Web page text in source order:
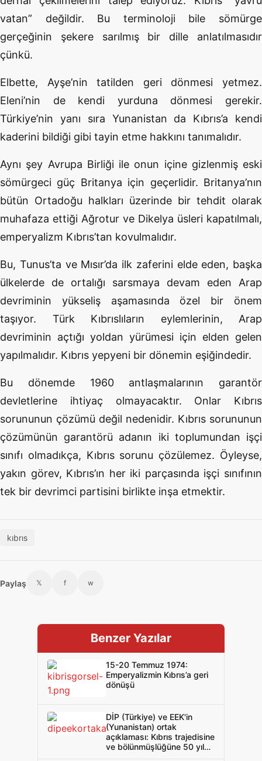
vatan” değildir. Bu terminoloji bile sömürge
gerçeğinin şekere sarılmış bir dille anlatılmasıdır
çünkü.
Elbette, Ayşe’nin tatilden geri dönmesi yetmez.
Eleni’nin de kendi yurduna dönmesi gerekir.
Türkiye’nin yanı sıra Yunanistan da Kıbrıs’a kendi
kaderini bildiği gibi tayin etme hakkını tanımalıdır.
Aynı şey Avrupa Birliği ile onun içine gizlenmiş eski
sömürgeci güç Britanya için geçerlidir. Britanya’nın
bütün Ortadoğu halkları üzerinde bir tehdit olarak
muhafaza ettiği Ağrotur ve Dikelya üsleri kapatılmalı,
emperyalizm Kıbrıs’tan kovulmalıdır.
Bu, Tunus’ta ve Mısır’da ilk zaferini elde eden, başka
ülkelerde de ortalığı sarsmaya devam eden Arap
devriminin yükseliş aşamasında özel bir önem
taşıyor. Türk Kıbrıslıların eylemlerinin, Arap
devriminin açtığı yoldan yürümesi için elden gelen
yapılmalıdır. Kıbrıs yepyeni bir dönemin eşiğindedir.
Bu dönemde 1960 antlaşmalarının garantör
devletlerine ihtiyaç olmayacaktır. Onlar Kıbrıs
sorununun çözümü değil nedenidir. Kıbrıs sorununun
çözümünün garantörü adanın iki toplumundan işçi
sınıfı olmadıkça, Kıbrıs sorunu çözülemez. Öyleyse,
yakın görev, Kıbrıs’ın her iki parçasında işçi sınıfının
tek bir devrimci partisini birlikte inşa etmektir.
kıbrıs
Paylaş 𝕏 f w
Benzer Yazılar
15-20 Temmuz 1974:
Emperyalizmin Kıbrıs’a geri
dönüşü
DİP (Türkiye) ve EEK'in
(Yunanistan) ortak
açıklaması: Kıbrıs trajedisine
ve bölünmüşlüğüne 50 yıl